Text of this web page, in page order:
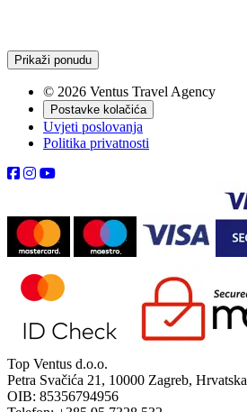
Prikaži ponudu
© 2026 Ventus Travel Agency
Postavke kolačića
Uvjeti poslovanja
Politika privatnosti
Top Ventus d.o.o.
Petra Svačića 21, 10000 Zagreb, Hrvatska
OIB: 85356794956